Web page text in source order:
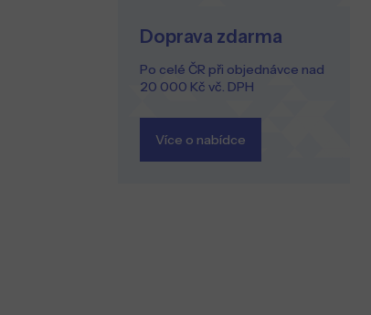
Doprava zdarma
Po celé ČR při objednávce nad
20 000 Kč vč. DPH
Více o nabídce